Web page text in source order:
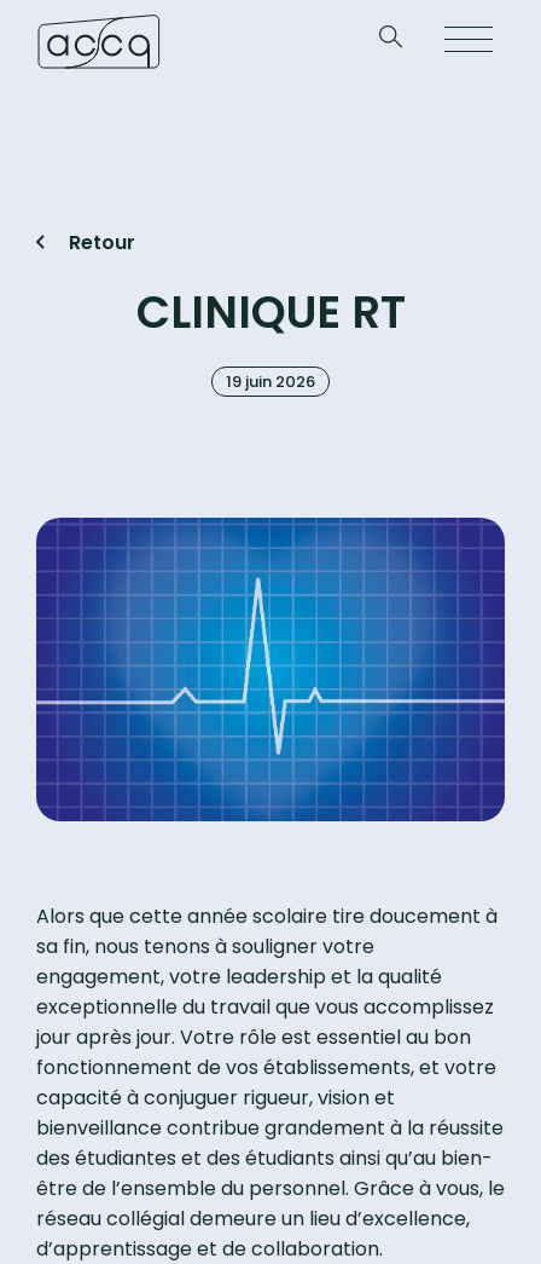
Retour
CLINIQUE RT
19 juin 2026
Alors que cette année scolaire tire doucement à
sa fin, nous tenons à souligner votre
engagement, votre leadership et la qualité
exceptionnelle du travail que vous accomplissez
jour après jour. Votre rôle est essentiel au bon
fonctionnement de vos établissements, et votre
capacité à conjuguer rigueur, vision et
bienveillance contribue grandement à la réussite
des étudiantes et des étudiants ainsi qu’au bien-
être de l’ensemble du personnel. Grâce à vous, le
réseau collégial demeure un lieu d’excellence,
d’apprentissage et de collaboration.